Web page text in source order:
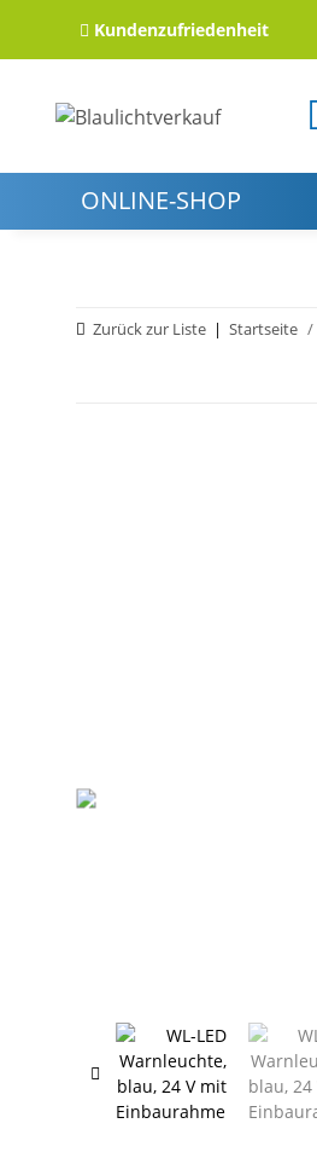
Kundenzufriedenheit
ONLINE-SHOP
Zurück zur Liste Startseite